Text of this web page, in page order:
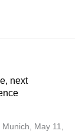
next
May 11,